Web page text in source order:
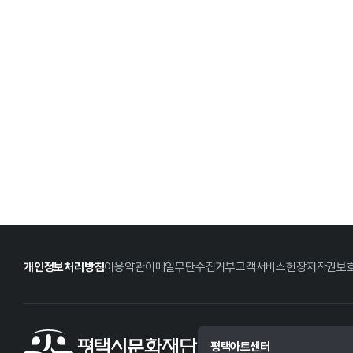
개인정보처리방침이용약관이메일무단수집거부고객서비스헌장저작권보
평택아트센터